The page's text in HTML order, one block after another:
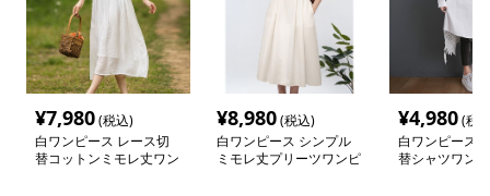
¥7,980(税込)
白ワンピース レース切
替コットンミモレ丈ワン
¥8,980(税込)
白ワンピース シンプル
ミモレ丈プリーツワンピ
¥4,980(税
白ワンピース
替シャツワン